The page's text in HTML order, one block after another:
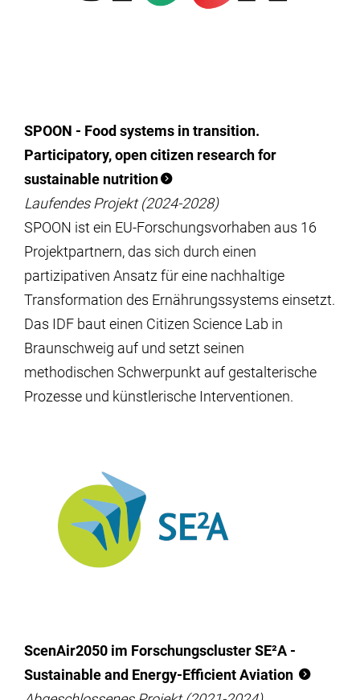
SPOON - Food systems in transition.
Participatory, open citizen research for
sustainable nutrition
Laufendes Projekt (2024-2028)
SPOON ist ein EU-Forschungsvorhaben aus 16
Projektpartnern, das sich durch einen
partizipativen Ansatz für eine nachhaltige
Transformation des Ernährungssystems einsetzt.
Das IDF baut einen Citizen Science Lab in
Braunschweig auf und setzt seinen
methodischen Schwerpunkt auf gestalterische
Prozesse und künstlerische Interventionen.
ScenAir2050 im Forschungscluster SE²A -
Sustainable and Energy-Efficient Aviation